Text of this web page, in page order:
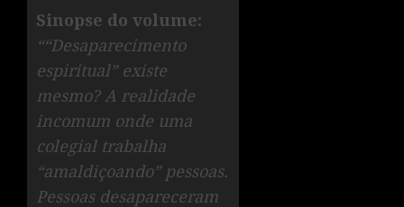
Sinopse do volume:
““Desaparecimento
espiritual” existe
mesmo? A realidade
incomum onde uma
colegial trabalha
“amaldiçoando” pessoas.
Pessoas desapareceram